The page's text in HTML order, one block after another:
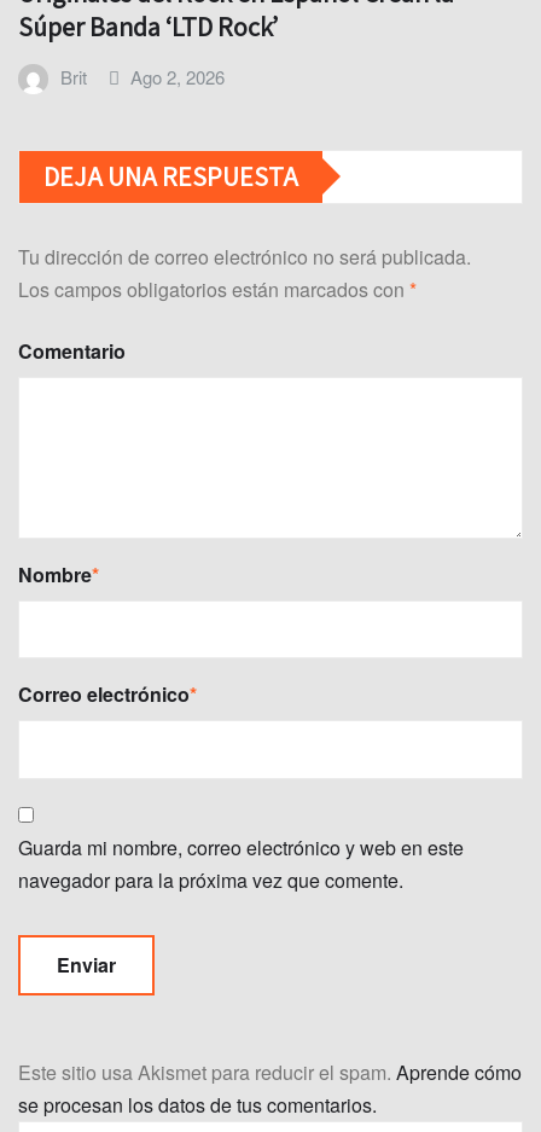
Súper Banda ‘LTD Rock’
Brit Ago 2, 2026
DEJA UNA RESPUESTA
Tu dirección de correo electrónico no será publicada.
Los campos obligatorios están marcados con *
Comentario
Nombre*
Correo electrónico*
Guarda mi nombre, correo electrónico y web en este
navegador para la próxima vez que comente.
Este sitio usa Akismet para reducir el spam. Aprende cómo
se procesan los datos de tus comentarios.